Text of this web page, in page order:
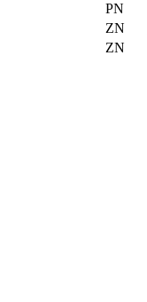
PN
ZN
ZN